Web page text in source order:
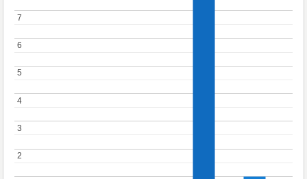
2
2
3
3
4
4
5
5
6
6
7
7